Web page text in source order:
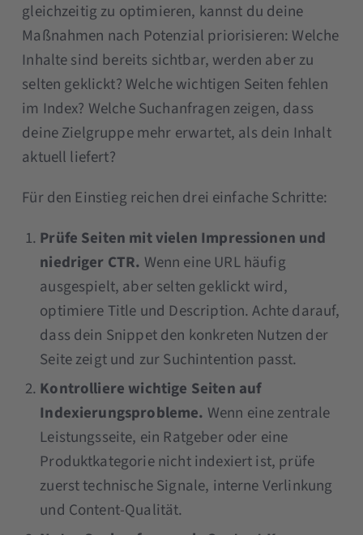
gleichzeitig zu optimieren, kannst du deine
Maßnahmen nach Potenzial priorisieren: Welche
Inhalte sind bereits sichtbar, werden aber zu
selten geklickt? Welche wichtigen Seiten fehlen
im Index? Welche Suchanfragen zeigen, dass
deine Zielgruppe mehr erwartet, als dein Inhalt
aktuell liefert?
Für den Einstieg reichen drei einfache Schritte:
Prüfe Seiten mit vielen Impressionen und
niedriger CTR. Wenn eine URL häufig
ausgespielt, aber selten geklickt wird,
optimiere Title und Description. Achte darauf,
dass dein Snippet den konkreten Nutzen der
Seite zeigt und zur Suchintention passt.
Kontrolliere wichtige Seiten auf
Indexierungsprobleme. Wenn eine zentrale
Leistungsseite, ein Ratgeber oder eine
Produktkategorie nicht indexiert ist, prüfe
zuerst technische Signale, interne Verlinkung
und Content-Qualität.